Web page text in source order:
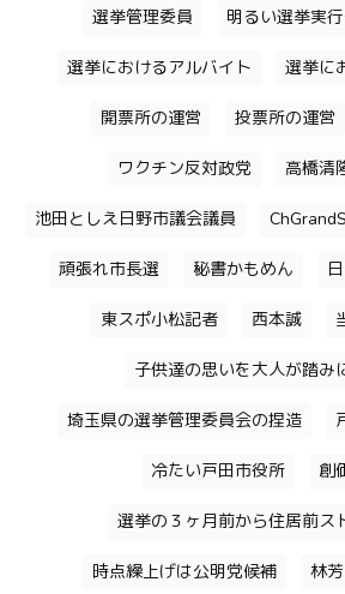
選挙管理委員 明るい選挙実
選挙におけるアルバイト 選挙に
開票所の運営 投票所の運営
ワクチン反対政党 高橋清
池田としえ日野市議会議員
頑張れ市長選 秘書かもめん
東スポ小松記者 西本誠
子供達の思いを大人が踏み
埼玉県の選挙管理委員会の捏造
冷たい戸田市役所 創
選挙の３ヶ月前から住居前ス
時点繰上げは公明党候補 林